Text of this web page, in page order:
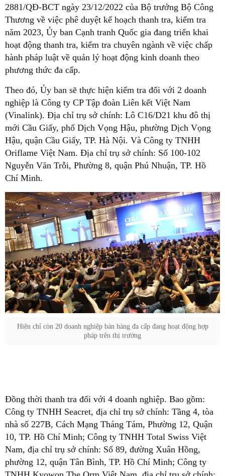
2881/QĐ-BCT ngày 23/12/2022 của Bộ trưởng Bộ Công
Thương về việc phê duyệt kế hoạch thanh tra, kiểm tra
năm 2023, Ủy ban Cạnh tranh Quốc gia đang triển khai
hoạt động thanh tra, kiểm tra chuyên ngành về việc chấp
hành pháp luật về quản lý hoạt động kinh doanh theo
phương thức đa cấp.
Theo đó, Ủy ban sẽ thực hiện kiểm tra đối với 2 doanh
nghiệp là Công ty CP Tập đoàn Liên kết Việt Nam
(Vinalink). Địa chỉ trụ sở chính: Lô C16/D21 khu đô thị
mới Cầu Giấy, phố Dịch Vọng Hậu, phường Dịch Vọng
Hậu, quận Cầu Giấy, TP. Hà Nội. Và Công ty TNHH
Oriflame Việt Nam. Địa chỉ trụ sở chính: Số 100-102
Nguyễn Văn Trỗi, Phường 8, quận Phú Nhuận, TP. Hồ
Chí Minh.
Hiện chỉ còn 20 doanh nghiệp bán hàng đa cấp đang hoạt động hợp
pháp trên thị trường
Đồng thời thanh tra đối với 4 doanh nghiệp. Bao gồm:
Công ty TNHH Seacret, địa chỉ trụ sở chính: Tầng 4, tòa
nhà số 227B, Cách Mạng Tháng Tám, Phường 12, Quận
10, TP. Hồ Chí Minh; Công ty TNHH Total Swiss Việt
Nam, địa chỉ trụ sở chính: Số 89, đường Xuân Hồng,
phường 12, quận Tân Bình, TP. Hồ Chí Minh; Công ty